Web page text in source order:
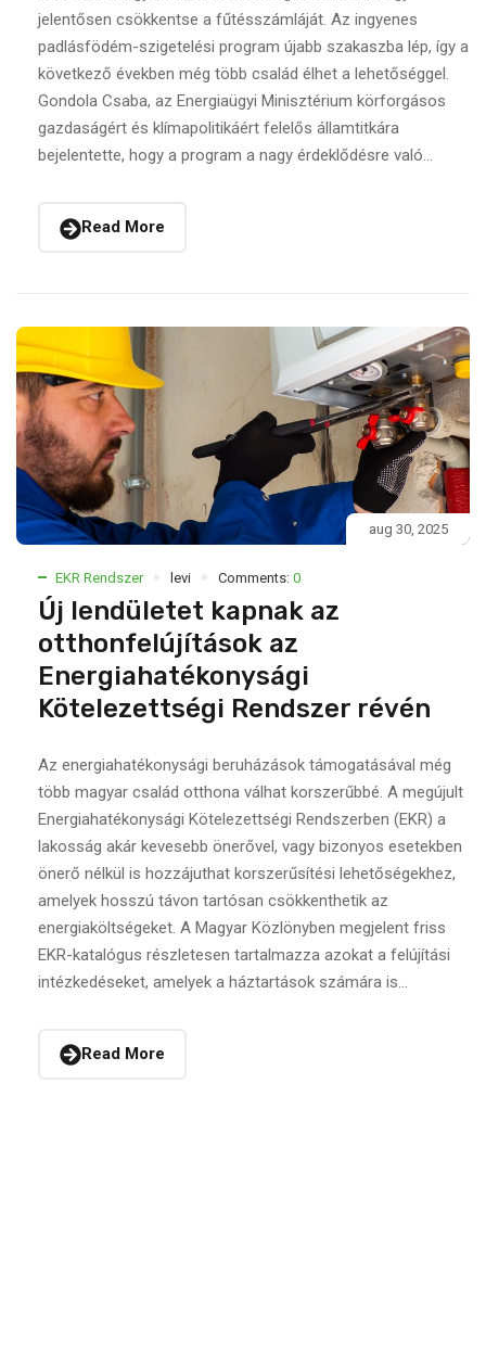
jelentősen csökkentse a fűtésszámláját. Az ingyenes
padlásfödém-szigetelési program újabb szakaszba lép, így a
következő években még több család élhet a lehetőséggel.
Gondola Csaba, az Energiaügyi Minisztérium körforgásos
gazdaságért és klímapolitikáért felelős államtitkára
bejelentette, hogy a program a nagy érdeklődésre való...
Read More
aug 30, 2025
EKR Rendszer levi Comments: 0
Új lendületet kapnak az
otthonfelújítások az
Energiahatékonysági
Kötelezettségi Rendszer révén
Az energiahatékonysági beruházások támogatásával még
több magyar család otthona válhat korszerűbbé. A megújult
Energiahatékonysági Kötelezettségi Rendszerben (EKR) a
lakosság akár kevesebb önerővel, vagy bizonyos esetekben
önerő nélkül is hozzájuthat korszerűsítési lehetőségekhez,
amelyek hosszú távon tartósan csökkenthetik az
energiaköltségeket. A Magyar Közlönyben megjelent friss
EKR-katalógus részletesen tartalmazza azokat a felújítási
intézkedéseket, amelyek a háztartások számára is...
Read More